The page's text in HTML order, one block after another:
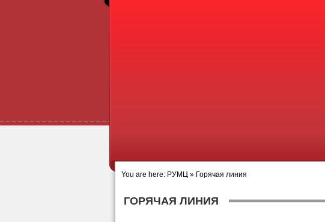
You are here: РУМЦ » Горячая линия
ГОРЯЧАЯ ЛИНИЯ